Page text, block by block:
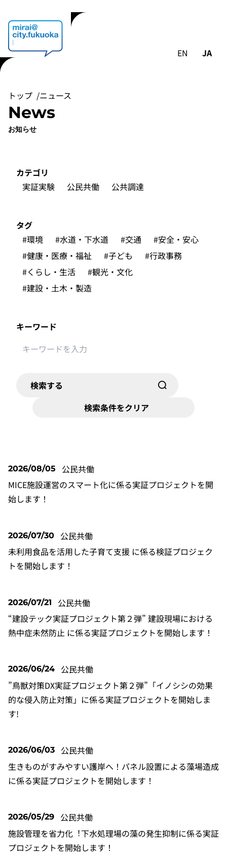
EN JA
トップ ニュース
News
お知らせ
カテゴリ
実証実験
公民共働 公共調達
タグ
#環境
#水道・下水道 #交通
#安全・安心
#健康・医療・福祉
#子ども
#行政事務
#くらし・生活
#観光・文化
#建設・土木・製造
キーワード
検索する
検索条件をクリア
2026/08/05
公民共働
MICE施設運営のスマート化に係る実証プロジェクトを開
始します！
2026/07/30
公民共働
未利用食品を活用した子育て支援 に係る検証プロジェク
トを開始します！
2026/07/21
公民共働
“建設テック実証プロジェクト第２弾” 建設現場における
熱中症未然防止 に係る実証プロジェクトを開始します！
2026/06/24
公民共働
”鳥獣対策DX実証プロジェクト第２弾”「イノシシの効果
的な侵入防止対策」に係る実証プロジェクトを開始しま
す!
2026/06/03
公民共働
生きものがすみやすい護岸へ！パネル設置による藻場造成
に係る実証プロジェクトを開始します！
2026/05/29
公民共働
施設管理を省力化︕下水処理場の藻の発生抑制に係る実証
プロジェクトを開始します！